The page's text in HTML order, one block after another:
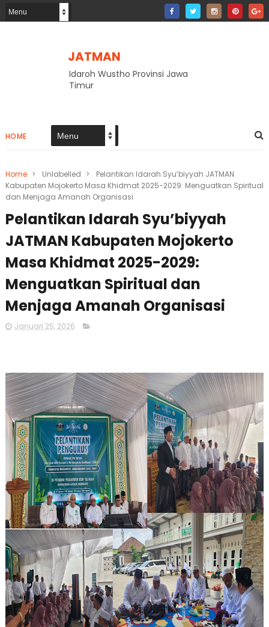
JATMAN
Idaroh Wustho Provinsi Jawa
Timur
HOME
Home > Unlabelled >
Pelantikan Idarah Syu’biyyah JATMAN
Kabupaten Mojokerto Masa Khidmat 2025-2029: Menguatkan Spiritual
dan Menjaga Amanah Organisasi
Pelantikan Idarah Syu’biyyah
JATMAN Kabupaten Mojokerto
Masa Khidmat 2025-2029:
Menguatkan Spiritual dan
Menjaga Amanah Organisasi
Januari 25, 2026